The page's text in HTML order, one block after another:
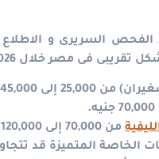
الفحص السريرى و
تقريبى فى مصر خلال 2026، تتراوح
45,000 جنيه.
من 70,000 إلى 120,000 جنيه أو أكثر.
المتميزة قد تتجاوز 120,000